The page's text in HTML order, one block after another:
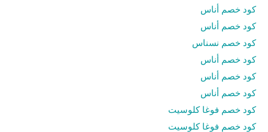
كود خصم أناس
كود خصم أناس
كود خصم نسناس
كود خصم أناس
كود خصم أناس
كود خصم أناس
كود خصم فوغا كلوسيت
كود خصم فوغا كلوسيت